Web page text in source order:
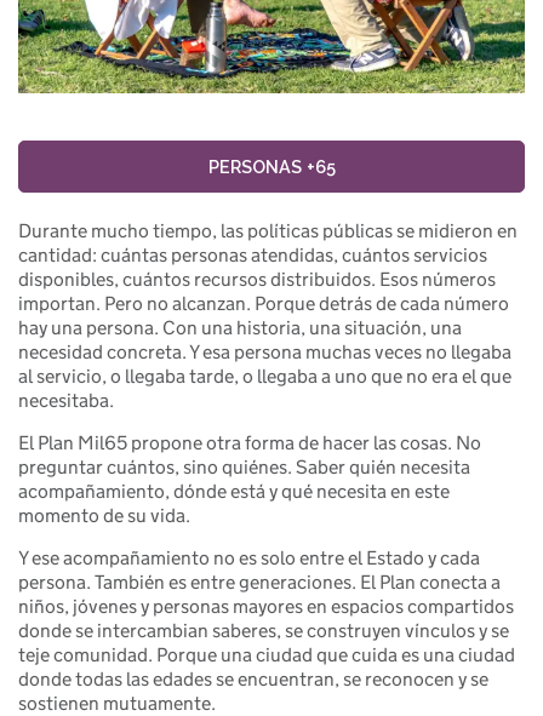
PERSONAS +65
Durante mucho tiempo, las políticas públicas se midieron en
cantidad: cuántas personas atendidas, cuántos servicios
disponibles, cuántos recursos distribuidos. Esos números
importan. Pero no alcanzan. Porque detrás de cada número
hay una persona. Con una historia, una situación, una
necesidad concreta. Y esa persona muchas veces no llegaba
al servicio, o llegaba tarde, o llegaba a uno que no era el que
necesitaba.
El Plan Mil65 propone otra forma de hacer las cosas. No
preguntar cuántos, sino quiénes. Saber quién necesita
acompañamiento, dónde está y qué necesita en este
momento de su vida.
Y ese acompañamiento no es solo entre el Estado y cada
persona. También es entre generaciones. El Plan conecta a
niños, jóvenes y personas mayores en espacios compartidos
donde se intercambian saberes, se construyen vínculos y se
teje comunidad. Porque una ciudad que cuida es una ciudad
donde todas las edades se encuentran, se reconocen y se
sostienen mutuamente.